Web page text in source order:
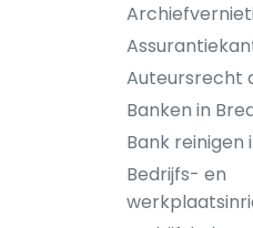
Auteursrecht
Banken in
Bank reinigen
Bedrijfs- en